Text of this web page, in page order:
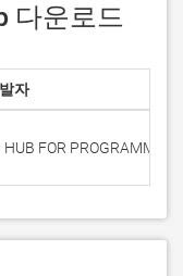
다운로드
자
FOR PROGRAMMING